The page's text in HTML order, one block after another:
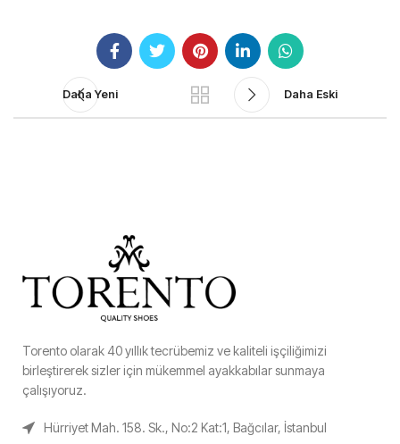
Daha Yeni Daha Eski
Torento olarak 40 yıllık tecrübemiz ve kaliteli işçiliğimizi
birleştirerek sizler için mükemmel ayakkabılar sunmaya
çalışıyoruz.
Hürriyet Mah. 158. Sk., No:2 Kat:1, Bağcılar, İstanbul